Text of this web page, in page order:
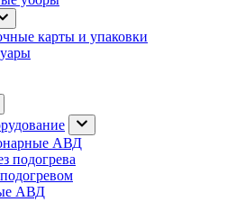
карты и упаковки
АВД
подогрева
АВД